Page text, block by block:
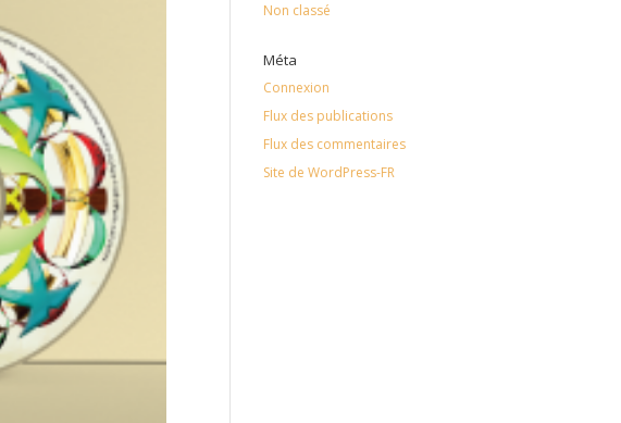
Non classé
Méta
Connexion
Flux des publications
Flux des commentaires
Site de WordPress-FR